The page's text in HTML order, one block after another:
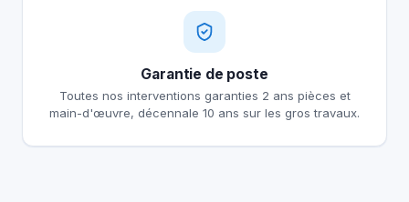
Garantie de poste
Toutes nos interventions garanties 2 ans pièces et
main-d'œuvre, décennale 10 ans sur les gros travaux.